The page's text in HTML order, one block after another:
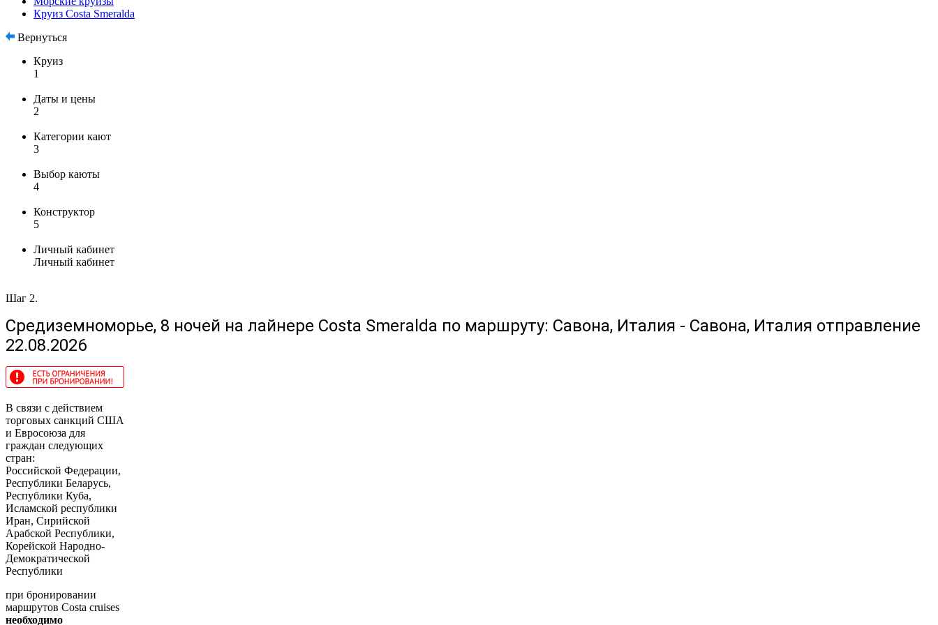
Круиз Costa Smeralda
Вернуться
Круиз
1
Даты и цены
2
Категории кают
3
Выбор каюты
4
Конструктор
5
Личный кабинет
Личный кабинет
Шаг 2.
Средиземноморье, 8 ночей на лайнере Costa Smeralda по маршруту: Савона, Италия - Савона, Италия отправление
22.08.2026
В связи с действием
торговых санкций США
и Евросоюза для
граждан следующих
стран:
Российской Федерации,
Республики Беларусь,
Республики Куба,
Исламской республики
Иран, Сирийской
Арабской Республики,
Корейской Народно-
Демократической
Республики
при бронировании
маршрутов Costa cruises
необходимо